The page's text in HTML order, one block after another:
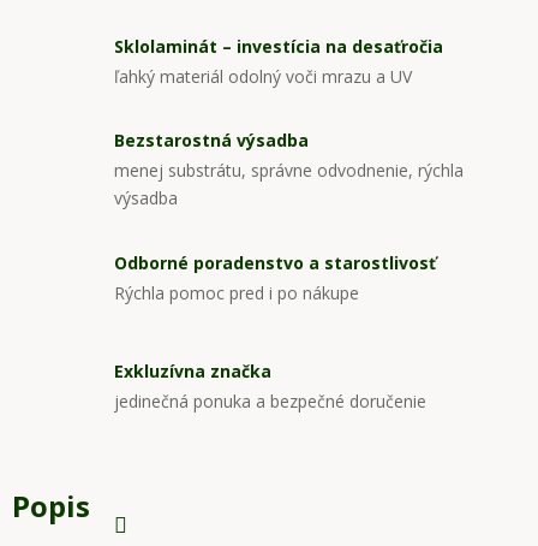
Sklolaminát – investícia na desaťročia
ľahký materiál odolný voči mrazu a UV
Bezstarostná výsadba
menej substrátu, správne odvodnenie, rýchla
výsadba
Odborné poradenstvo a starostlivosť
Rýchla pomoc pred i po nákupe
Exkluzívna značka
jedinečná ponuka a bezpečné doručenie
Popis